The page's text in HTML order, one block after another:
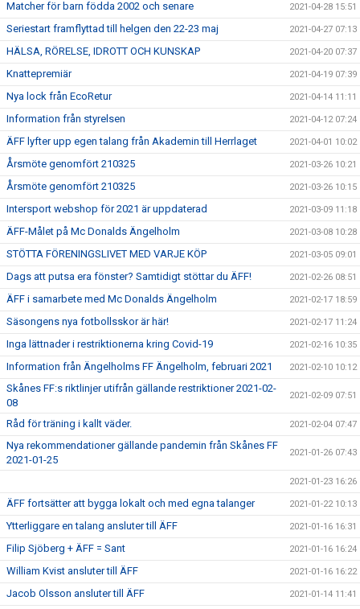
Matcher för barn födda 2002 och senare 2021-04-28 15:51
Seriestart framflyttad till helgen den 22-23 maj 2021-04-27 07:13
HÄLSA, RÖRELSE, IDROTT OCH KUNSKAP 2021-04-20 07:37
Knattepremiär 2021-04-19 07:39
Nya lock från EcoRetur 2021-04-14 11:11
Information från styrelsen 2021-04-12 07:24
ÄFF lyfter upp egen talang från Akademin till Herrlaget 2021-04-01 10:02
Årsmöte genomfört 210325 2021-03-26 10:21
Årsmöte genomfört 210325 2021-03-26 10:15
Intersport webshop för 2021 är uppdaterad 2021-03-09 11:18
ÄFF-Målet på Mc Donalds Ängelholm 2021-03-08 10:28
STÖTTA FÖRENINGSLIVET MED VARJE KÖP 2021-03-05 09:01
Dags att putsa era fönster? Samtidigt stöttar du ÄFF! 2021-02-26 08:51
ÄFF i samarbete med Mc Donalds Ängelholm 2021-02-17 18:59
Säsongens nya fotbollsskor är här! 2021-02-17 11:24
Inga lättnader i restriktionerna kring Covid-19 2021-02-16 10:35
Information från Ängelholms FF Ängelholm, februari 2021 2021-02-10 10:12
Skånes FF:s riktlinjer utifrån gällande restriktioner 2021-02-
08
2021-02-09 07:51
Råd för träning i kallt väder. 2021-02-04 07:47
Nya rekommendationer gällande pandemin från Skånes FF
2021-01-25
2021-01-26 07:43
2021-01-23 16:26
ÄFF fortsätter att bygga lokalt och med egna talanger 2021-01-22 10:13
Ytterliggare en talang ansluter till ÄFF 2021-01-16 16:31
Filip Sjöberg + ÄFF = Sant 2021-01-16 16:24
William Kvist ansluter till ÄFF 2021-01-16 16:22
Jacob Olsson ansluter till ÄFF 2021-01-14 11:41